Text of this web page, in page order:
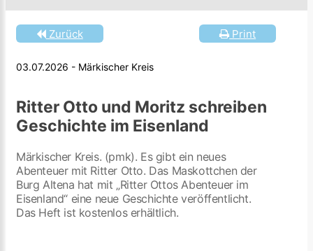
Print
Zurück
03.07.2026 - Märkischer Kreis
Ritter Otto und Moritz schreiben
Geschichte im Eisenland
Märkischer Kreis. (pmk). Es gibt ein neues
Abenteuer mit Ritter Otto. Das Maskottchen der
Burg Altena hat mit „Ritter Ottos Abenteuer im
Eisenland“ eine neue Geschichte veröffentlicht.
Das Heft ist kostenlos erhältlich.